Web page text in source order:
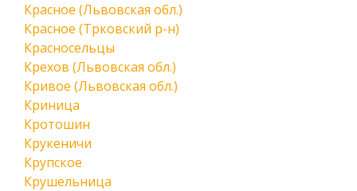
Красное (Львовская обл.)
Красное (Трковский р-н)
Красносельцы
Крехов (Львовская обл.)
Кривое (Львовская обл.)
Криница
Кротошин
Крукеничи
Крупское
Крушельница